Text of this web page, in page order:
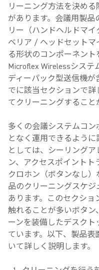
リーニング方法を決め
があります。会議用製
リー（ハンドヘルドマ
ベリア / ヘッドセットマ
る形状のコンポーネント
Microflex Wirelessシス
ディーパック型送信機
でに該当セクションで
てクリーニングすること
多くの会議システムコ
となく運用できるよう
としては、シーリング
ン、アクセスポイント
クロホン（ボタンなし
品のクリーニングスケ
あります。このセクシ
触れることが多いボタン
ーンを装備したデスク
ています。以下、製品
いて詳しく説明します。